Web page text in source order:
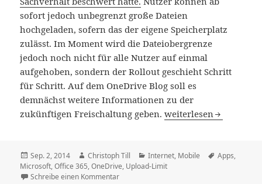
sofort jedoch unbegrenzt große Dateien
hochgeladen, sofern das der eigene Speicherplatz
zulässt. Im Moment wird die Dateiobergrenze
jedoch noch nicht für alle Nutzer auf einmal
aufgehoben, sondern der Rollout geschieht Schritt
für Schritt. Auf dem OneDrive Blog soll es
demnächst weitere Informationen zu der
zukünftigen Freischaltung geben.Microsoft OneDrive: 2
weiterlesen
Veröffentlicht
am
Sep. 2, 2014 Autor
Christoph Till Kategorien
Internet, Mobile Schlagwörter
Apps,
Microsoft,Office 365,OneDrive, Upload-Limit
Schreibe einen Kommentarzu Microsoft OneDrive: 2 Gigabyte Grenze